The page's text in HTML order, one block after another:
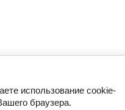
использование cookie-
браузера.